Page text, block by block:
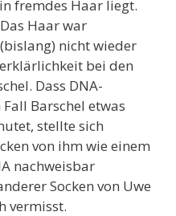
fremdes Haar liegt.
Haar war
nicht wieder
bei den
Dass DNA-
Barschel etwas
stellte sich
von ihm wie einem
nachweisbar
Socken von Uwe
vermisst.